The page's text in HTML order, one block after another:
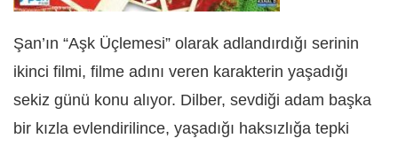
Şan’ın “Aşk Üçlemesi” olarak adlandırdığı serinin
ikinci filmi, filme adını veren karakterin yaşadığı
sekiz günü konu alıyor. Dilber, sevdiği adam başka
bir kızla evlendirilince, yaşadığı haksızlığa tepki